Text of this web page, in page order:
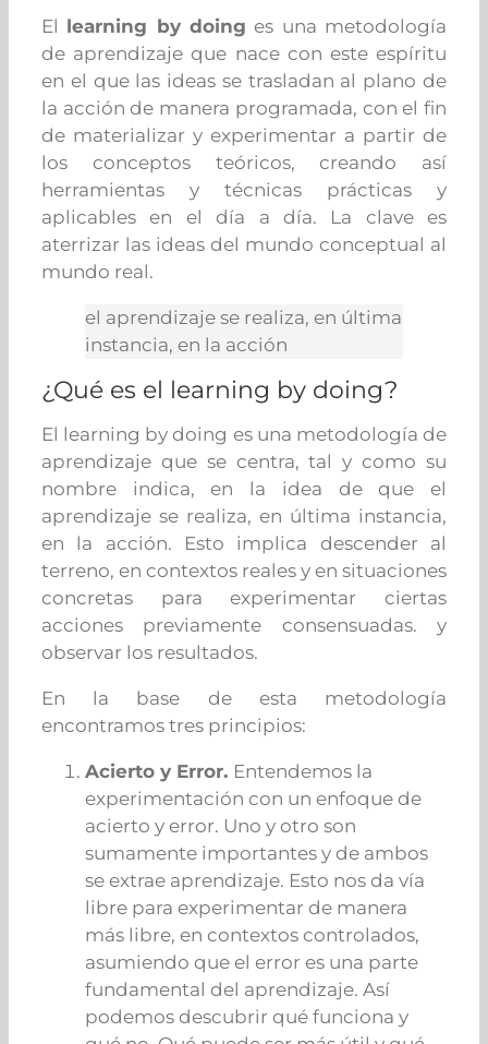
El learning by doing es una metodología
de aprendizaje que nace con este espíritu
en el que las ideas se trasladan al plano de
la acción de manera programada, con el fin
de materializar y experimentar a partir de
los conceptos teóricos, creando así
herramientas y técnicas prácticas y
aplicables en el día a día. La clave es
aterrizar las ideas del mundo conceptual al
mundo real.
el aprendizaje se realiza, en última
instancia, en la acción
¿Qué es el learning by doing?
El learning by doing es una metodología de
aprendizaje que se centra, tal y como su
nombre indica, en la idea de que el
aprendizaje se realiza, en última instancia,
en la acción. Esto implica descender al
terreno, en contextos reales y en situaciones
concretas para experimentar ciertas
acciones previamente consensuadas. y
observar los resultados.
En la base de esta metodología
encontramos tres principios:
Acierto y Error. Entendemos la
experimentación con un enfoque de
acierto y error. Uno y otro son
sumamente importantes y de ambos
se extrae aprendizaje. Esto nos da vía
libre para experimentar de manera
más libre, en contextos controlados,
asumiendo que el error es una parte
fundamental del aprendizaje. Así
podemos descubrir qué funciona y